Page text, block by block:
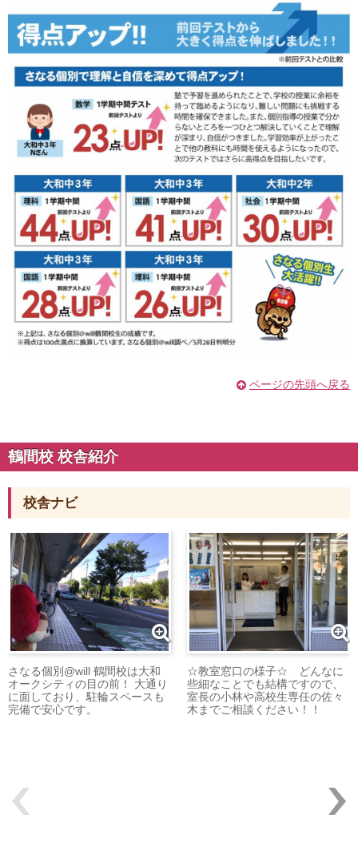
ページの先頭へ戻る
鶴間校 校舎紹介
校舎ナビ
さなる個別@will 鶴間校は大和
オークシティの目の前！ 大通り
に面しており、駐輪スペースも
完備で安心です。
☆教室窓口の様子☆ どんなに
些細なことでも結構ですので、
室長の小林や高校生専任の佐々
木までご相談ください！！